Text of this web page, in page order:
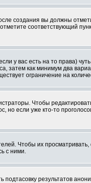
создания вы должны
соответствующий
у вас есть на то права)
затем как минимум два
ограничение на
Чтобы
но если уже кто-то
Чтобы их
с ними.
результатов